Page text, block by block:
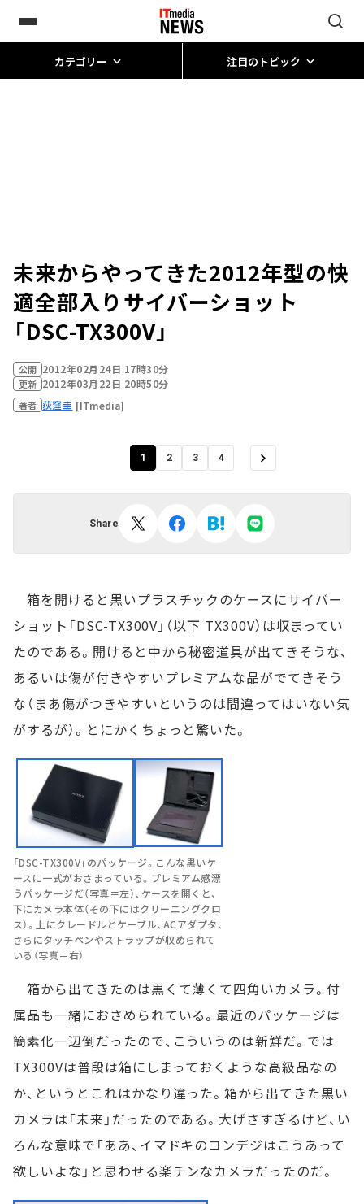
カテゴリー 注目のトピック
未来からやってきた2012年型の快
適全部入り――サイバーショット
「DSC-TX300V」
公開 2012年02月24日 17時30分
更新 2012年03月22日 20時50分
著者 荻窪圭 [ITmedia]
1 2 3 4
Share
箱を開けると黒いプラスチックのケースにサイバー
ショット「DSC-TX300V」（以下 TX300V）は収まってい
たのである。開けると中から秘密道具が出てきそうな、
あるいは傷が付きやすいプレミアムな品がでてきそう
な（まあ傷がつきやすいというのは間違ってはいない気
がするが）。とにかくちょっと驚いた。
「DSC-TX300V」のパッケージ。こんな黒いケ
ースに一式がおさまっている。プレミアム感漂
うパッケージだ（写真＝左）、ケースを開くと、
下にカメラ本体（その下にはクリーニングクロ
ス）。上にクレードルとケーブル、ACアダプタ、
さらにタッチペンやストラップが収められて
いる（写真＝右）
箱から出てきたのは黒くて薄くて四角いカメラ。付
属品も一緒におさめられている。最近のパッケージは
簡素化一辺倒だったので、こういうのは新鮮だ。では
TX300Vは普段は箱にしまっておくような高級品なの
か、というとこれはかなり違った。箱から出てきた黒い
カメラは「未来」だったのである。大げさすぎるけど、い
ろんな意味で「ああ、イマドキのコンデジはこうあって
欲しいよな」と思わせる楽チンなカメラだったのだ。